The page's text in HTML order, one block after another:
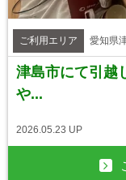
ご利用エリア 愛知県
津島市にて引越
や...
2026.05.23 UP